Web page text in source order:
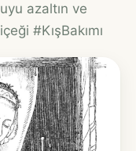
azaltın ve
#KışBakımı